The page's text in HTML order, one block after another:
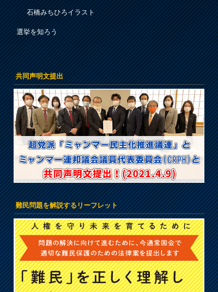
石橋みちひろイラスト
選挙を知ろう
共同声明文提出
難民問題を解説するリーフレット